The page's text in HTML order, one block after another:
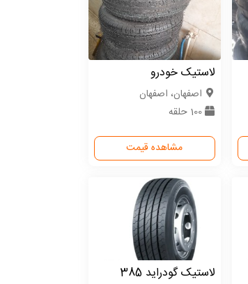
لاستیک خودرو
اصفهان، اصفهان
100 حلقه
مشاهده قیمت
لاستیک گودراید 385